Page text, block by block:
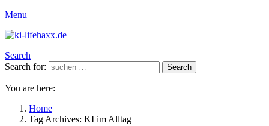
Menu
Search
Search for:
Search
You are here:
Home
Tag Archives: KI im Alltag